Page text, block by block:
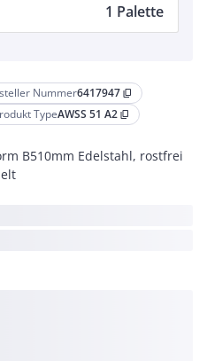
Nummer6417947 content_copy
TypeAWSS 51 A2 content_copy
B510mm Edelstahl, rostfrei
1 Palette